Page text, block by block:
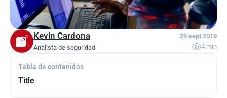
Tabla de contenidos
Title
Kevin Cardona
Analista de seguridad
29 sept 2019
4 min